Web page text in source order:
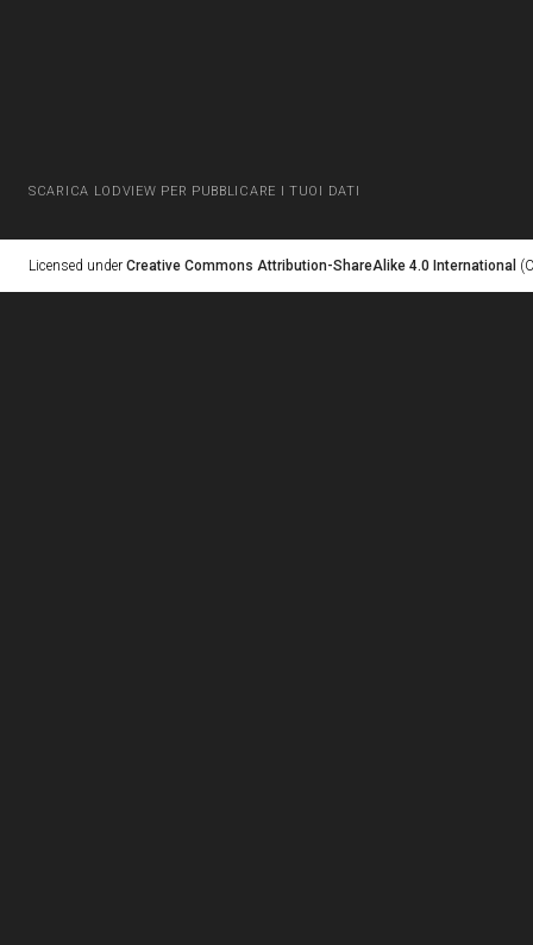
SCARICA LODVIEW PER PUBBLICARE I TUOI DATI
Licensed under Creative Commons Attribution-ShareAlike 4.0 International